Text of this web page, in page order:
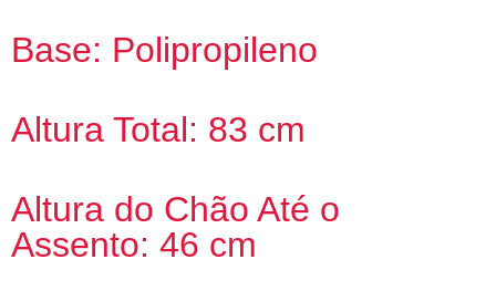
Base: Polipropileno
Altura Total: 83 cm
Altura do Chão Até o
Assento: 46 cm